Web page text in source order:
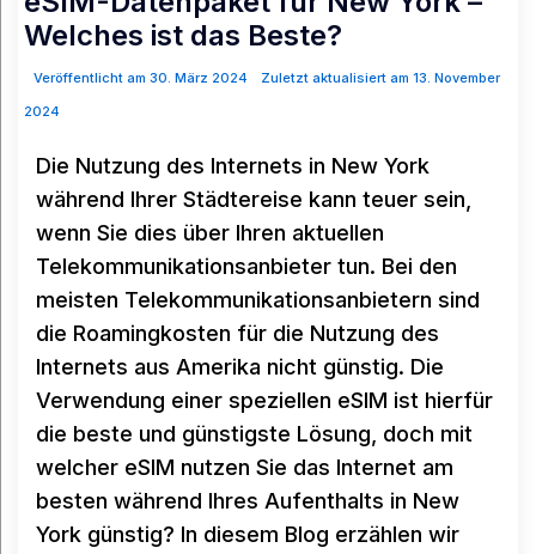
Welches ist das Beste?
Veröffentlicht am 30. März 2024
Zuletzt aktualisiert am 13. November
2024
Die Nutzung des Internets in New York
während Ihrer Städtereise kann teuer sein,
wenn Sie dies über Ihren aktuellen
Telekommunikationsanbieter tun. Bei den
meisten Telekommunikationsanbietern sind
die Roamingkosten für die Nutzung des
Internets aus Amerika nicht günstig. Die
Verwendung einer speziellen eSIM ist hierfür
die beste und günstigste Lösung, doch mit
welcher eSIM nutzen Sie das Internet am
besten während Ihres Aufenthalts in New
York günstig? In diesem Blog erzählen wir